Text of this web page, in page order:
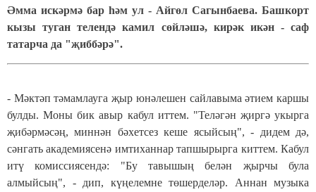
Әмма искәрмә бар һәм ул - Айгөл Сагынбаева. Башкорт
кызы туган телендә камил сөйләшә, кирәк икән - саф
татарча да "җиббәрә".
- Мәктәп тәмамлауга җыр юнәлешен сайлавыма әтием каршы
булды. Моны бик авыр кабул иттем. "Теләгән җиргә укырга
җибәрмәсәң, миннән бәхетсез кеше ясыйсың", - дидем дә,
сәнгать академиясенә имтиханнар тапшырырга киттем. Кабул
итү комиссиясендә: "Бу тавышың белән җырчы була
алмыйсың", - дип, күңелемне төшерделәр. Аннан музыка